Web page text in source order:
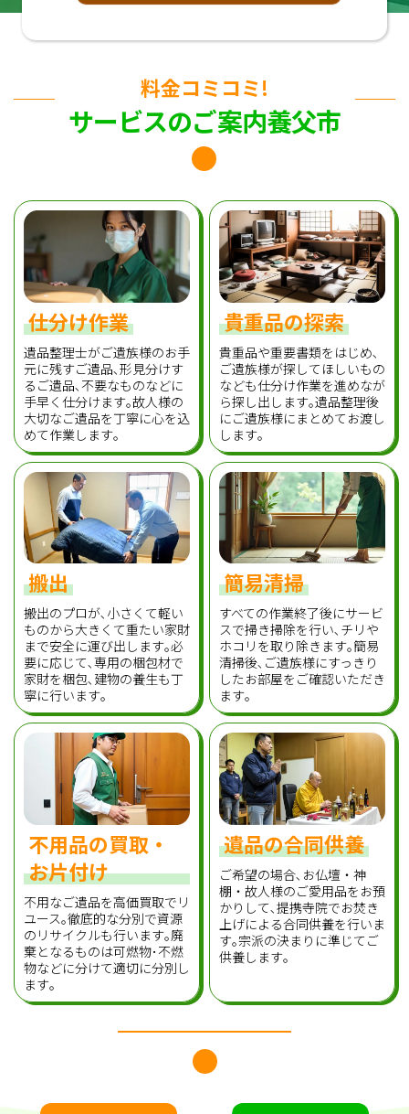
料金コミコミ!
サービスのご案内養父市
仕分け作業
遺品整理士がご遺族様のお手
元に残すご遺品､形見分けす
るご遺品､不要なものなどに
手早く仕分けます｡故人様の
大切なご遺品を丁寧に心を込
めて作業します｡
貴重品の探索
貴重品や重要書類をはじめ､
ご遺族様が探してほしいもの
なども仕分け作業を進めなが
ら探し出します｡遺品整理後
にご遺族様にまとめてお渡し
します｡
搬出
搬出のプロが､小さくて軽い
ものから大きくて重たい家財
まで安全に運び出します｡必
要に応じて､専用の梱包材で
家財を梱包､建物の養生も丁
寧に行います｡
簡易清掃
すべての作業終了後にサービ
スで掃き掃除を行い､チリや
ホコリを取り除きます｡簡易
清掃後､ご遺族様にすっきり
したお部屋をご確認いただき
ます｡
不用品の買取・
お片付け
不用なご遺品を高価買取でリ
ユース｡徹底的な分別で資源
のリサイクルも行います｡廃
棄となるものは可燃物･不燃
物などに分けて適切に分別し
ます｡
遺品の合同供養
ご希望の場合､お仏壇・神
棚・故人様のご愛用品をお預
かりして､提携寺院でお焚き
上げによる合同供養を行いま
す｡宗派の決まりに準じてご
供養します｡